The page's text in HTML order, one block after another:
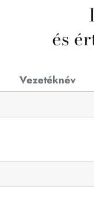
és
Vezetéknév